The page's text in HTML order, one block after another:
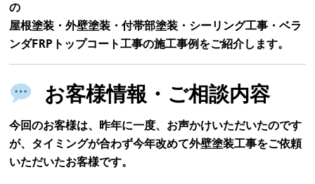
の
屋根塗装・外壁塗装・付帯部塗装・シーリング工事・ベラ
ンダFRPトップコート工事の施工事例をご紹介します。
お客様情報・ご相談内容
今回のお客様は、昨年に一度、お声かけいただいたのです
が、タイミングが合わず今年改めて外壁塗装工事をご依頼
いただいたお客様です。